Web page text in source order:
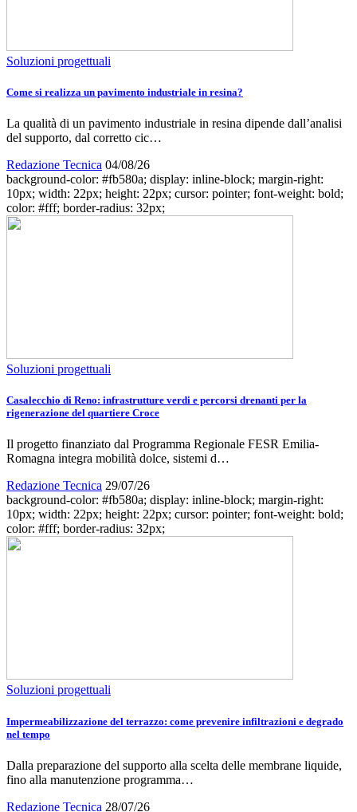
Soluzioni progettuali
Come si realizza un pavimento industriale in resina?
La qualità di un pavimento industriale in resina dipende dall’analisi
del supporto, dal corretto cic…
Redazione Tecnica 04/08/26
background-color: #fb580a; display: inline-block; margin-right:
10px; width: 22px; height: 22px; cursor: pointer; font-weight: bold;
color: #fff; border-radius: 32px;
Soluzioni progettuali
Casalecchio di Reno: infrastrutture verdi e percorsi drenanti per la
rigenerazione del quartiere Croce
Il progetto finanziato dal Programma Regionale FESR Emilia-
Romagna integra mobilità dolce, sistemi d…
Redazione Tecnica 29/07/26
background-color: #fb580a; display: inline-block; margin-right:
10px; width: 22px; height: 22px; cursor: pointer; font-weight: bold;
color: #fff; border-radius: 32px;
Soluzioni progettuali
Impermeabilizzazione del terrazzo: come prevenire infiltrazioni e degrado
nel tempo
Dalla preparazione del supporto alla scelta delle membrane liquide,
fino alla manutenzione programma…
Redazione Tecnica 28/07/26